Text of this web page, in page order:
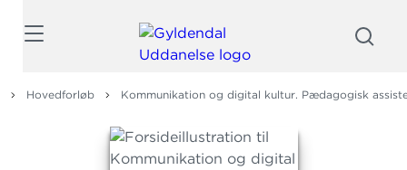
Hovedforløb Kommunikation og digital kultur. Pædagogisk